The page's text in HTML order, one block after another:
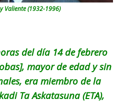
Valiente (1932-1996)
del día 14 de febrero
mayor de edad y sin
era miembro de la
Ta Askatasuna (ETA),